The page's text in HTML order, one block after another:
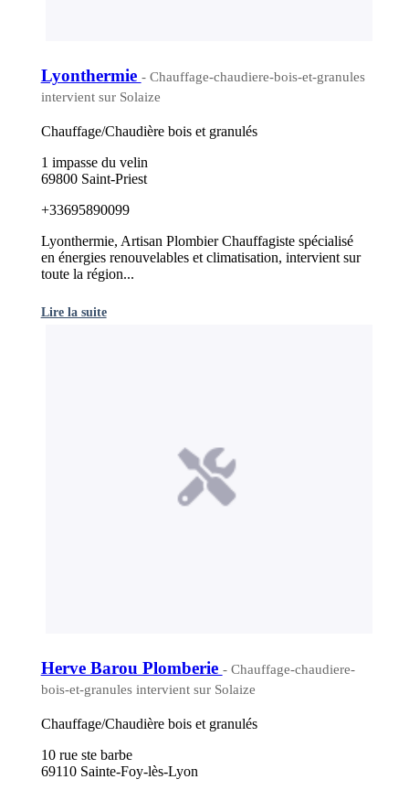
Lyonthermie - Chauffage-chaudiere-bois-et-granules
intervient sur Solaize
Chauffage/Chaudière bois et granulés
1 impasse du velin
69800 Saint-Priest
+33695890099
Lyonthermie, Artisan Plombier Chauffagiste spécialisé
en énergies renouvelables et climatisation, intervient sur
toute la région...
Lire la suite
Herve Barou Plomberie - Chauffage-chaudiere-
bois-et-granules intervient sur Solaize
Chauffage/Chaudière bois et granulés
10 rue ste barbe
69110 Sainte-Foy-lès-Lyon